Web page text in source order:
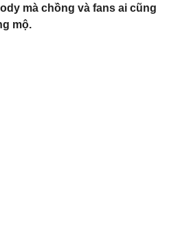
mà chồng và fans ai cũng
mộ.